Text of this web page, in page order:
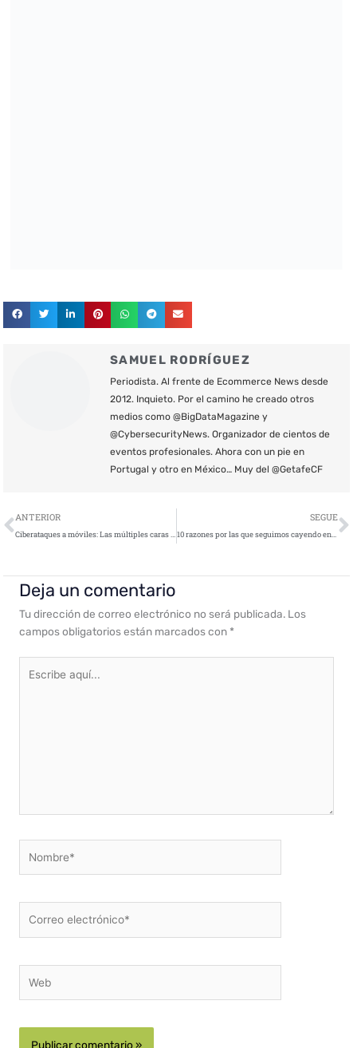
SAMUEL RODRÍGUEZ
Periodista. Al frente de Ecommerce News desde
2012. Inquieto. Por el camino he creado otros
medios como @BigDataMagazine y
@CybersecurityNews. Organizador de cientos de
eventos profesionales. Ahora con un pie en
Portugal y otro en México… Muy del @GetafeCF
Ant
ANTERIOR
Ciberataques a móviles: Las múltiples caras del malware en smartphones
SEGUE
10 razones por las que seguimos cayendo en las estafas
Deja un comentario
Tu dirección de correo electrónico no será publicada. Los
campos obligatorios están marcados con *
aquí...
electrónico*